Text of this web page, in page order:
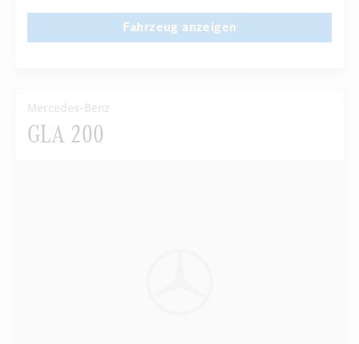
Fahrzeug anzeigen
Mercedes-Benz
GLA 200